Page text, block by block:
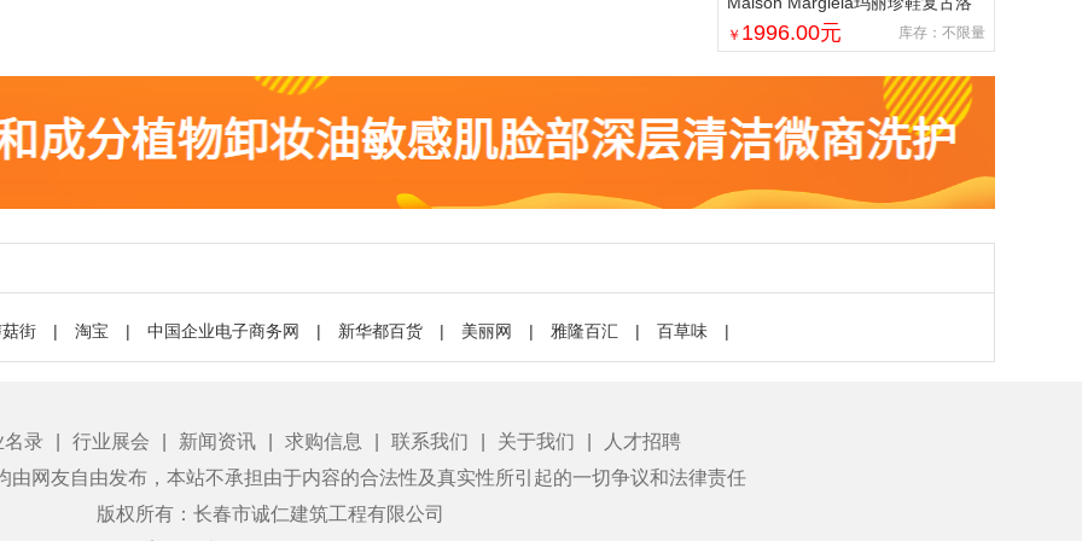
丽塔MM6娃娃大头乐福皮鞋女鞋
￥ 1996.00元 库存：不限量
街 | 淘宝 | 中国企业电子商务网 | 新华都百货 | 美丽网 | 雅隆百汇 | 百草味 |
名录 行业展会 新闻资讯 求购信息 联系我们 关于我们
人才招聘
由网友自由发布，本站不承担由于内容的合法性及真实性所引起的一切争议和法律责任
版权所有：长春市诚仁建筑工程有限公司